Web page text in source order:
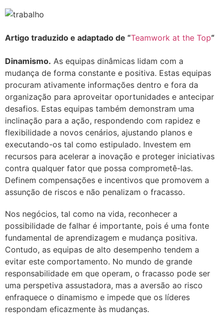
Artigo traduzido e adaptado de “Teamwork at the Top“
Dinamismo. As equipas dinâmicas lidam com a
mudança de forma constante e positiva. Estas equipas
procuram ativamente informações dentro e fora da
organização para aproveitar oportunidades e antecipar
desafios. Estas equipas também demonstram uma
inclinação para a ação, respondendo com rapidez e
flexibilidade a novos cenários, ajustando planos e
executando-os tal como estipulado. Investem em
recursos para acelerar a inovação e proteger iniciativas
contra qualquer fator que possa comprometê-las.
Definem compensações e incentivos que promovem a
assunção de riscos e não penalizam o fracasso.
Nos negócios, tal como na vida, reconhecer a
possibilidade de falhar é importante, pois é uma fonte
fundamental de aprendizagem e mudança positiva.
Contudo, as equipas de alto desempenho tendem a
evitar este comportamento. No mundo de grande
responsabilidade em que operam, o fracasso pode ser
uma perspetiva assustadora, mas a aversão ao risco
enfraquece o dinamismo e impede que os líderes
respondam eficazmente às mudanças.